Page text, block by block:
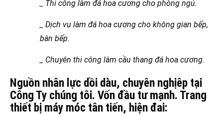
_ Thi công làm đá hoa cương cho phòng ngủ.
_ Dịch vụ làm đá hoa cương cho không gian bếp,
bàn bếp.
_ Chuyên thi công làm cầu thang đá hoa cương.
Nguồn nhân lực dồi dàu, chuyên nghịêp tại
Công Ty chúng tôi. Vốn đầu tư mạnh. Trang
thiết bị máy móc tân tiến, hiện đai: